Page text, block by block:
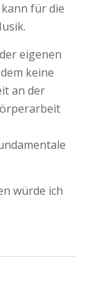
für die
eigenen
keine
an der
würde ich